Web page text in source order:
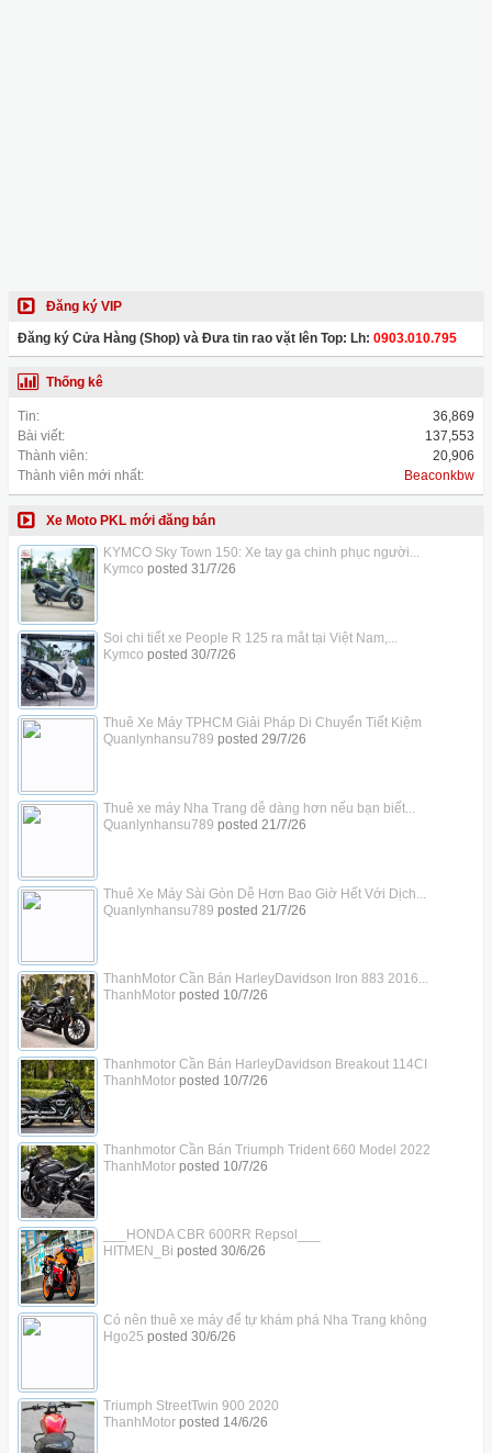
Đăng ký VIP
Đăng ký Cửa Hàng (Shop) và Đưa tin rao vặt lên Top: Lh: 0903.010.795
Thống kê
Tin:
36,869
Bài viết:
137,553
Thành viên:
20,906
Thành viên mới nhất:
Beaconkbw
Xe Moto PKL mới đăng bán
KYMCO Sky Town 150: Xe tay ga chinh phục người...
Kymco posted 31/7/26
Soi chi tiết xe People R 125 ra mắt tại Việt Nam,...
Kymco posted 30/7/26
Thuê Xe Máy TPHCM Giải Pháp Di Chuyển Tiết Kiệm
Quanlynhansu789 posted 29/7/26
Thuê xe máy Nha Trang dễ dàng hơn nếu bạn biết...
Quanlynhansu789 posted 21/7/26
Thuê Xe Máy Sài Gòn Dễ Hơn Bao Giờ Hết Với Dịch...
Quanlynhansu789 posted 21/7/26
ThanhMotor Cần Bán HarleyDavidson Iron 883 2016...
ThanhMotorposted 10/7/26
Thanhmotor Cần Bán HarleyDavidson Breakout 114CI
ThanhMotorposted 10/7/26
Thanhmotor Cần Bán Triumph Trident 660 Model 2022
ThanhMotorposted 10/7/26
___HONDA CBR 600RR Repsol___
HITMEN_Bi posted 30/6/26
Có nên thuê xe máy để tự khám phá Nha Trang không
Hgo25 posted 30/6/26
Triumph StreetTwin 900 2020
ThanhMotorposted 14/6/26